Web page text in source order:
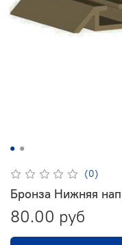
(0)
Бронза Нижняя
80.00 руб